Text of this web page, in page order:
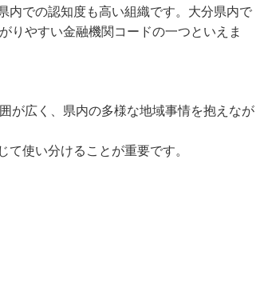
内での認知度も高い組織です。大分県内で
りやすい金融機関コードの一つといえま
が広く、県内の多様な地域事情を抱えなが
使い分けることが重要です。